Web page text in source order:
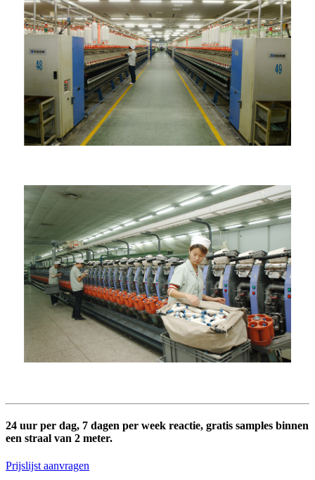
24 uur per dag, 7 dagen per week reactie, gratis samples binnen
een straal van 2 meter.
Prijslijst aanvragen